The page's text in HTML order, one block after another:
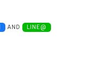
AND LINE@